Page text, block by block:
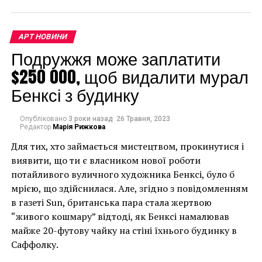
витринами и оригинальными архитектурными
особенностями.
«Мы очень рады, что
нам представилась
возможность продлить
наш договор аренды
на улице Графтон, да и
к тому же теперь
галерее будет
принадлежать все
здание. Это то, чего мы
всегда хотели», –
АРТ НОВИНИ
Подружжя може заплатити
$250 000, щоб видалити мурал
Бенксі з будинку
Опубліковано 3 роки назад 26 Травня, 2023
Редактор Марія Рижкова
Для тих, хто займається мистецтвом, прокинутися і
виявити, що ти є власником нової роботи
потайливого вуличного художника Бенксі, було б
мрією, що здійснилася. Але, згідно з повідомленням
в газеті Sun, британська пара стала жертвою
“живого кошмару” відтоді, як Бенксі намалював
майже 20-футову чайку на стіні їхнього будинку в
Саффолку.